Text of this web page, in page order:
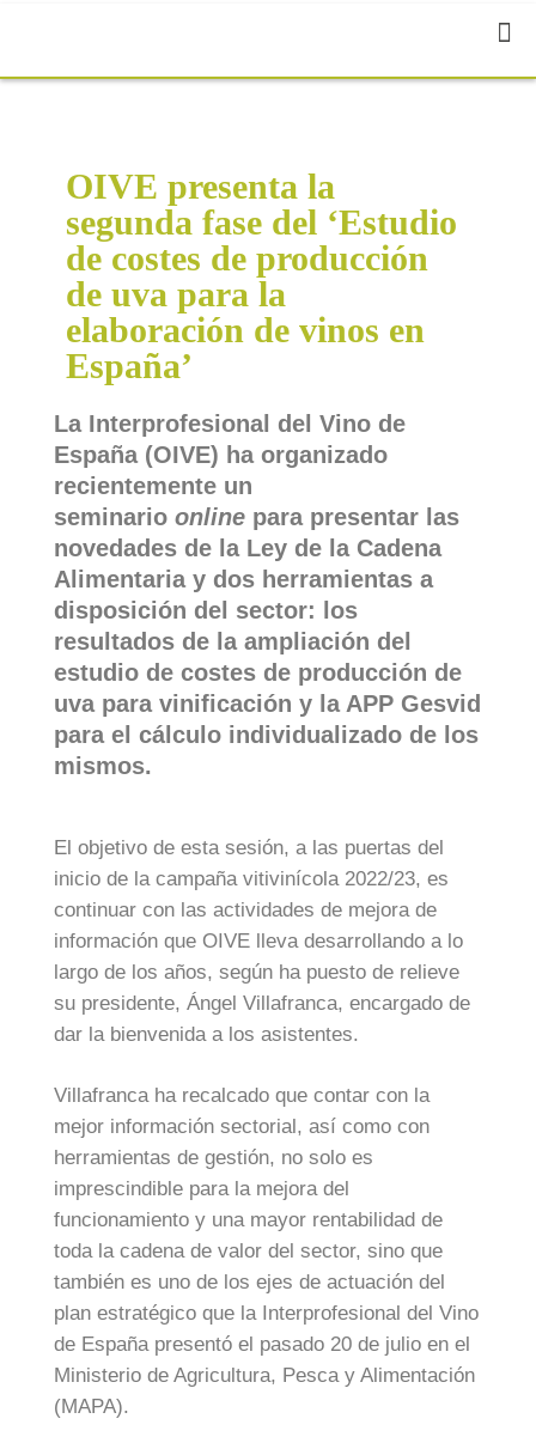
OIVE presenta la
segunda fase del ‘Estudio
de costes de producción
de uva para la
elaboración de vinos en
España’
La Interprofesional del Vino de
España (OIVE) ha organizado
recientemente un
seminario online para presentar las
novedades de la Ley de la Cadena
Alimentaria y dos herramientas a
disposición del sector: los
resultados de la ampliación del
estudio de costes de producción de
uva para vinificación y la APP Gesvid
para el cálculo individualizado de los
mismos.
El objetivo de esta sesión, a las puertas del
inicio de la campaña vitivinícola 2022/23, es
continuar con las actividades de mejora de
información que OIVE lleva desarrollando a lo
largo de los años, según ha puesto de relieve
su presidente, Ángel Villafranca, encargado de
dar la bienvenida a los asistentes.
Villafranca ha recalcado que contar con la
mejor información sectorial, así como con
herramientas de gestión, no solo es
imprescindible para la mejora del
funcionamiento y una mayor rentabilidad de
toda la cadena de valor del sector, sino que
también es uno de los ejes de actuación del
plan estratégico que la Interprofesional del Vino
de España presentó el pasado 20 de julio en el
Ministerio de Agricultura, Pesca y Alimentación
(MAPA).